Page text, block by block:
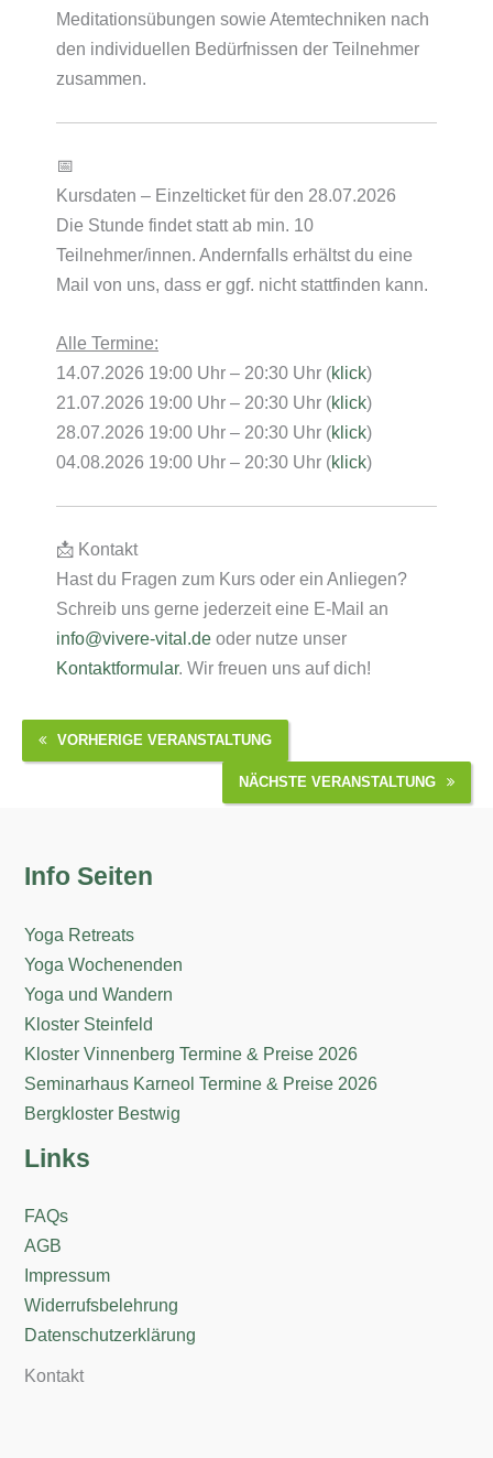
Meditationsübungen sowie Atemtechniken nach
den individuellen Bedürfnissen der Teilnehmer
zusammen.
📅
Kursdaten – Einzelticket für den 28.07.2026
Die Stunde findet statt ab min. 10
Teilnehmer/innen. Andernfalls erhältst du eine
Mail von uns, dass er ggf. nicht stattfinden kann.
Alle Termine:
14.07.2026 19:00 Uhr – 20:30 Uhr (klick)
21.07.2026 19:00 Uhr – 20:30 Uhr (klick)
28.07.2026 19:00 Uhr – 20:30 Uhr (klick)
04.08.2026 19:00 Uhr – 20:30 Uhr (klick)
📩 Kontakt
Hast du Fragen zum Kurs oder ein Anliegen?
Schreib uns gerne jederzeit eine E-Mail an
info@vivere-vital.de oder nutze unser
Kontaktformular. Wir freuen uns auf dich!
VORHERIGE VERANSTALTUNG
NÄCHSTE VERANSTALTUNG
Info Seiten
Yoga Retreats
Yoga Wochenenden
Yoga und Wandern
Kloster Steinfeld
Kloster Vinnenberg Termine & Preise 2026
Seminarhaus Karneol Termine & Preise 2026
Bergkloster Bestwig
Links
FAQs
AGB
Impressum
Widerrufsbelehrung
Datenschutzerklärung
Kontakt